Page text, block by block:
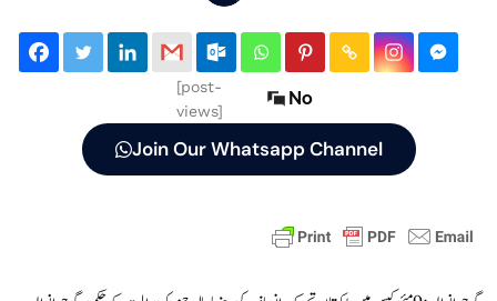
[post-
views]
No
Join Our Whatsapp Channel